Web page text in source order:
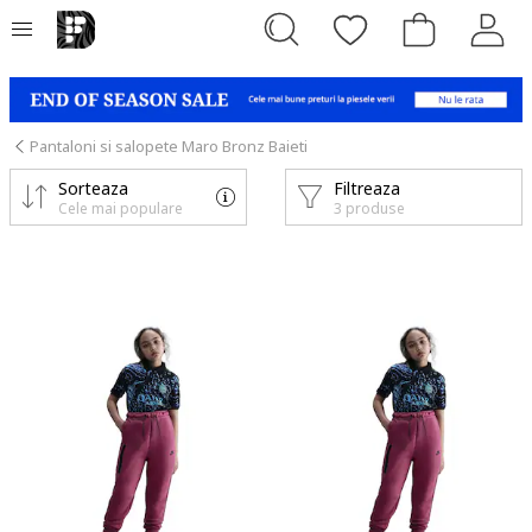
Pantaloni si salopete Maro Bronz Baieti
Filtreaza
3 produse
Sorteaza
Cele mai populare